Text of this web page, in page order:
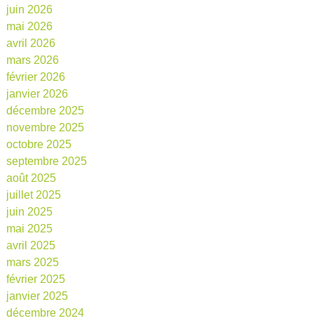
juin 2026
mai 2026
avril 2026
mars 2026
février 2026
janvier 2026
décembre 2025
novembre 2025
octobre 2025
septembre 2025
août 2025
juillet 2025
juin 2025
mai 2025
avril 2025
mars 2025
février 2025
janvier 2025
décembre 2024